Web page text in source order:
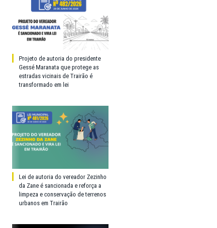
Projeto de autoria do presidente
Gessé Maranata que protege as
estradas vicinais de Trairão é
transformado em lei
Lei de autoria do vereador Zezinho
da Zane é sancionada e reforça a
limpeza e conservação de terrenos
urbanos em Trairão